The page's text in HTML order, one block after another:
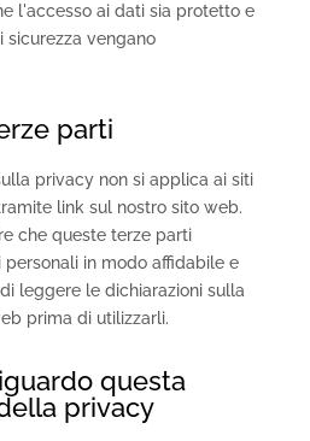
l'accesso ai dati sia protetto e
sicurezza vengano
parti
privacy non si applica ai siti
link sul nostro sito web.
che queste terze parti
in modo affidabile e
leggere le dichiarazioni sulla
prima di utilizzarli.
questa
privacy